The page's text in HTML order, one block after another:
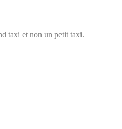
taxi et non un petit taxi.